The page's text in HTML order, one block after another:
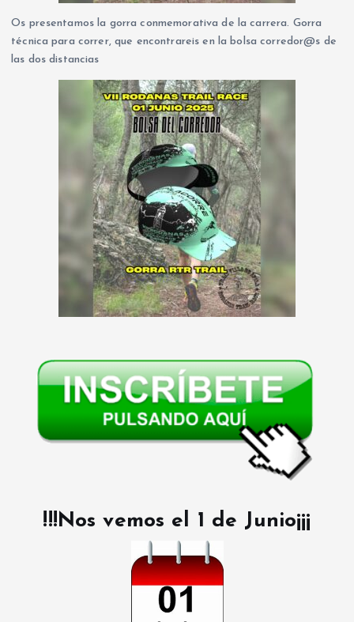
Os presentamos la gorra conmemorativa de la carrera. Gorra
técnica para correr, que encontrareis en la bolsa corredor@s de
las dos distancias
!!!Nos vemos el 1 de Junio¡¡¡